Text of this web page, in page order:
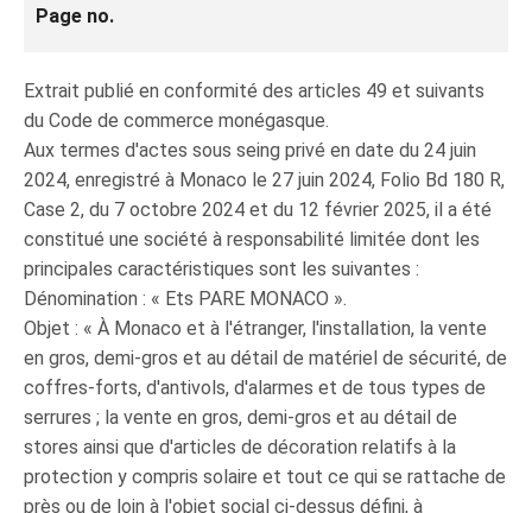
Page no.
Extrait publié en conformité des articles 49 et suivants
du Code de commerce monégasque.
Aux termes d'actes sous seing privé en date du 24 juin
2024, enregistré à Monaco le 27 juin 2024, Folio Bd 180 R,
Case 2, du 7 octobre 2024 et du 12 février 2025, il a été
constitué une société à responsabilité limitée dont les
principales caractéristiques sont les suivantes :
Dénomination : « Ets PARE MONACO ».
Objet : « À Monaco et à l'étranger, l'installation, la vente
en gros, demi-gros et au détail de matériel de sécurité, de
coffres-forts, d'antivols, d'alarmes et de tous types de
serrures ; la vente en gros, demi-gros et au détail de
stores ainsi que d'articles de décoration relatifs à la
protection y compris solaire et tout ce qui se rattache de
près ou de loin à l'objet social ci‑dessus défini, à